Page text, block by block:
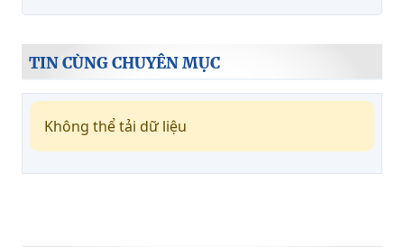
TIN CÙNG CHUYÊN MỤC
Không thể tải dữ liệu